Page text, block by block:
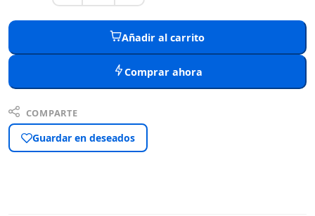
Añadir al carrito
Comprar ahora
COMPARTE
Guardar en deseados